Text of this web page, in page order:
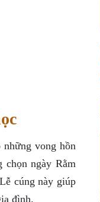
vong hồn
ngày Rằm
cúng này giúp
đình.